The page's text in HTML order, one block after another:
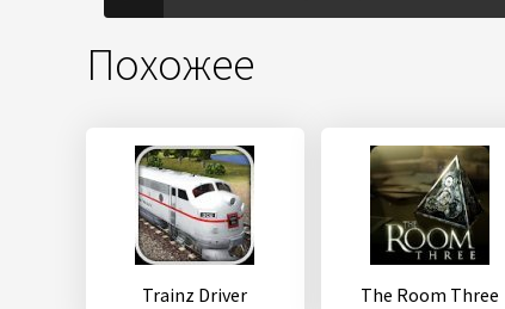
Похожее
Trainz Driver The Room Three